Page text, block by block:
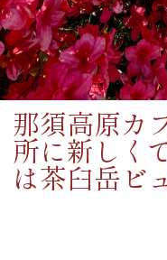
那須高原カ
所に新しく
は茶臼岳ビ